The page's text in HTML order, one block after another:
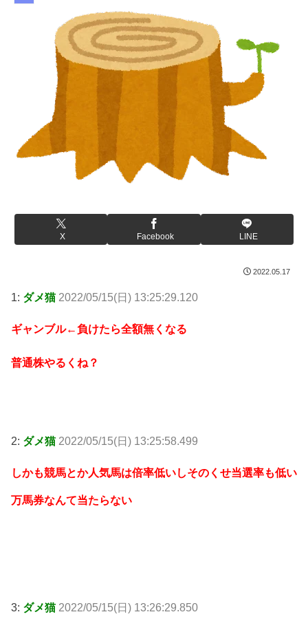
X Facebook LINE
2022.05.17
1: ダメ猫 2022/05/15(日) 13:25:29.120
ギャンブル←負けたら全額無くなる
普通株やるくね？
2: ダメ猫 2022/05/15(日) 13:25:58.499
しかも競馬とか人気馬は倍率低いしそのくせ当選率も低い
万馬券なんて当たらない
3: ダメ猫 2022/05/15(日) 13:26:29.850